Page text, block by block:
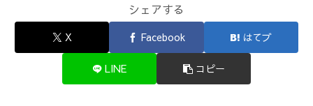
シェアする
X Facebook はてブ
LINE コピー